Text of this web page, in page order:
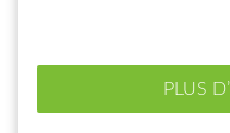
PLUS